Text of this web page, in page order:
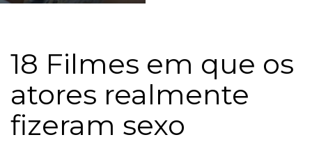
18 Filmes em que os
atores realmente
fizeram sexo